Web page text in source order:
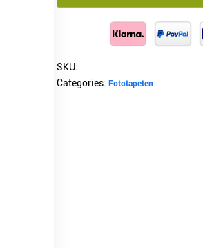
SKU:
Categories:Fototapeten